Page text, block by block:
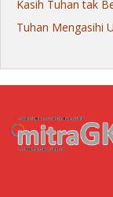
Kasih Tuhan tak
Tuhan Mengasihi